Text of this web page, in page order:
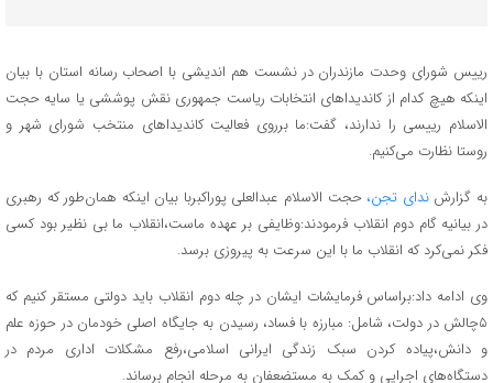
رییس شورای وحدت مازندران در نشست هم اندیشی با اصحاب رسانه استان با بیان
اینکه هیچ کدام از کاندیداهای انتخابات ریاست جمهوری نقش پوششی یا سایه حجت
الاسلام رییسی را ندارند، گفت:ما برروی فعالیت کاندیداهای منتخب شورای شهر و
روستا نظارت می‌کنیم.
به گزارشندای تجن، حجت الاسلام عبدالعلی پوراکبربا بیان اینکه همان‌طور که رهبری
در بیانیه گام دوم انقلاب فرمودند:وظایفی بر عهده ماست،انقلاب ما بی نظیر بود کسی
فکر نمی‌کرد که انقلاب ما با این سرعت به پیروزی برسد.
وی ادامه داد:براساس فرمایشات ایشان در چله دوم انقلاب باید دولتی مستقر کنیم که
۵چالش در دولت، شامل: مبارزه با فساد، رسیدن به جایگاه اصلی خودمان در حوزه علم
و دانش،پیاده کردن سبک زندگی ایرانی اسلامی،رفع مشکلات اداری مردم در
دستگاه‌های اجرایی و کمک به مستضعفان به مرحله انجام برساند.